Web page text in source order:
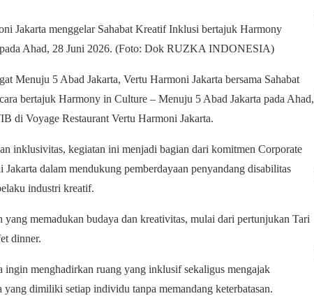
Jakarta menggelar Sahabat Kreatif Inklusi bertajuk Harmony
Ahad, 28 Juni 2026. (Foto: Dok RUZKA INDONESIA)
Menuju 5 Abad Jakarta, Vertu Harmoni Jakarta bersama Sahabat
bertajuk Harmony in Culture – Menuju 5 Abad Jakarta pada Ahad,
di Voyage Restaurant Vertu Harmoni Jakarta.
inklusivitas, kegiatan ini menjadi bagian dari komitmen Corporate
dalam mendukung pemberdayaan penyandang disabilitas
industri kreatif.
memadukan budaya dan kreativitas, mulai dari pertunjukan Tari
dinner.
menghadirkan ruang yang inklusif sekaligus mengajak
dimiliki setiap individu tanpa memandang keterbatasan.